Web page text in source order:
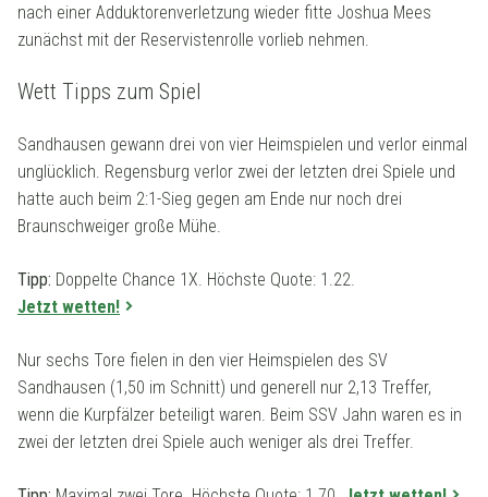
nach einer Adduktorenverletzung wieder fitte Joshua Mees
zunächst mit der Reservistenrolle vorlieb nehmen.
Wett Tipps zum Spiel
Sandhausen gewann drei von vier Heimspielen und verlor einmal
unglücklich. Regensburg verlor zwei der letzten drei Spiele und
hatte auch beim 2:1-Sieg gegen am Ende nur noch drei
Braunschweiger große Mühe.
Tipp: Doppelte Chance 1X. Höchste Quote: 1.22.
Jetzt wetten!
Nur sechs Tore fielen in den vier Heimspielen des SV
Sandhausen (1,50 im Schnitt) und generell nur 2,13 Treffer,
wenn die Kurpfälzer beteiligt waren. Beim SSV Jahn waren es in
zwei der letzten drei Spiele auch weniger als drei Treffer.